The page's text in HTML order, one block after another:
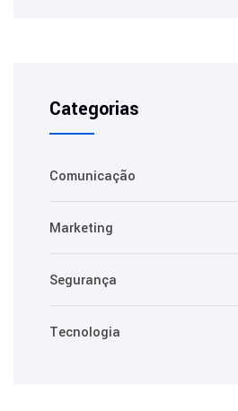
Categorias
Comunicação
Marketing
Segurança
Tecnologia